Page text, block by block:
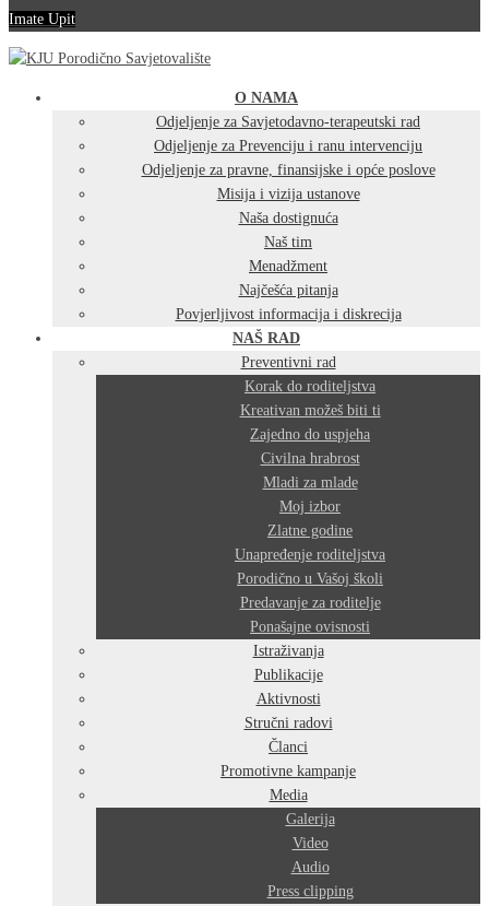
Imate Upit
O NAMA
Odjeljenje za Savjetodavno-terapeutski rad
Odjeljenje za Prevenciju i ranu intervenciju
Odjeljenje za pravne, finansijske i opće poslove
Misija i vizija ustanove
Naša dostignuća
Naš tim
Menadžment
Najčešća pitanja
Povjerljivost informacija i diskrecija
NAŠ RAD
Preventivni rad
Korak do roditeljstva
Kreativan možeš biti ti
Zajedno do uspjeha
Civilna hrabrost
Mladi za mlade
Moj izbor
Zlatne godine
Unapređenje roditeljstva
Porodično u Vašoj školi
Predavanje za roditelje
Ponašajne ovisnosti
Istraživanja
Publikacije
Aktivnosti
Stručni radovi
Članci
Promotivne kampanje
Media
Galerija
Video
Audio
Press clipping